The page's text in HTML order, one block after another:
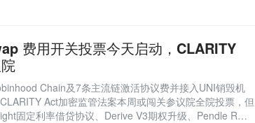
费用开关投票今天启动，CLARITY
Chain及7条主流链激活协议费并接入UNI销毁机
Act加密监管法案本周或闯关参议院全院投票，但
固定利率借贷协议、Derive V3期权升级、Pendle RWA